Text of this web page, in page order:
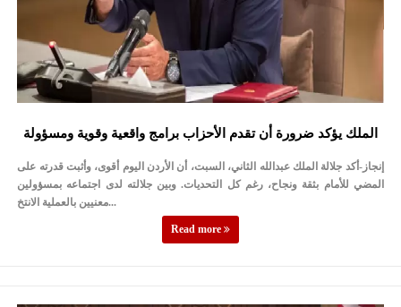
الملك يؤكد ضرورة أن تقدم الأحزاب برامج واقعية وقوية ومسؤولة
إنجاز-أكد جلالة الملك عبدالله الثاني، السبت، أن الأردن اليوم أقوى، وأثبت قدرته على
المضي للأمام بثقة ونجاح، رغم كل التحديات. وبين جلالته لدى اجتماعه بمسؤولين
معنيين بالعملية الانتخ...
Read more